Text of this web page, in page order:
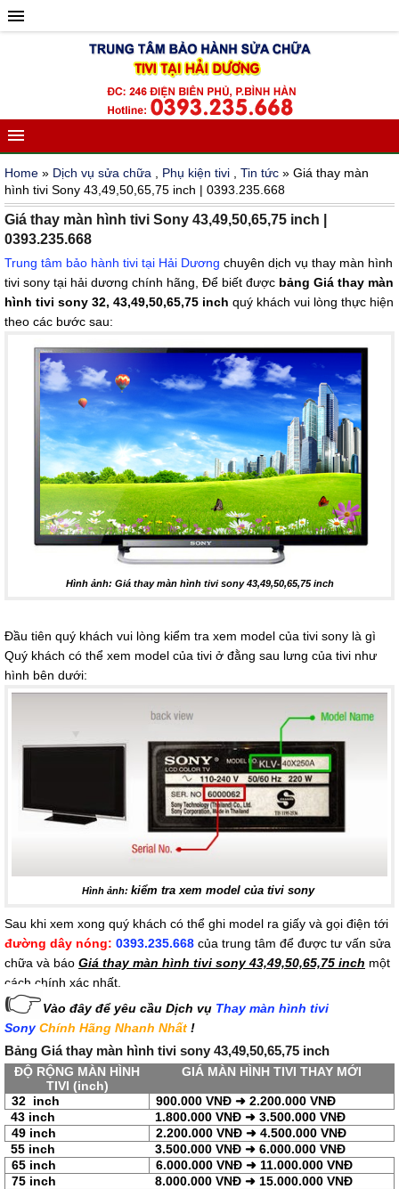
Home » Dịch vụ sửa chữa , Phụ kiện tivi , Tin tức » Giá thay màn
hình tivi Sony 43,49,50,65,75 inch | 0393.235.668
Giá thay màn hình tivi Sony 43,49,50,65,75 inch |
0393.235.668
Trung tâm bảo hành tivi tại Hải Dương chuyên dịch vụ thay màn hình
tivi sony tại hải dương chính hãng, Để biết được bảng Giá thay màn
hình tivi sony 32, 43,49,50,65,75 inch quý khách vui lòng thực hiện
theo các bước sau:
Hình ảnh: Giá thay màn hình tivi sony 43,49,50,65,75 inch
Đầu tiên quý khách vui lòng kiểm tra xem model của tivi sony là gì
Quý khách có thể xem model của tivi ở đằng sau lưng của tivi như
hình bên dưới:
Hình ảnh: kiểm tra xem model của tivi sony
Sau khi xem xong quý khách có thể ghi model ra giấy và gọi điện tới
đường dây nóng: 0393.235.668 của trung tâm để được tư vấn sửa
chữa và báo Giá thay màn hình tivi sony 43,49,50,65,75 inch một
cách chính xác nhất.
👉Vào đây để yêu cầu Dịch vụ Thay màn hình tivi
Sony Chính Hãng Nhanh Nhất !
Bảng Giá thay màn hình tivi sony 43,49,50,65,75 inch
ĐỘ RỘNG MÀN HÌNH
TIVI (inch)
GIÁ MÀN HÌNH TIVI THAY MỚI
32 inch 900.000 VNĐ➜ 2.200.000 VNĐ
43 inch
1.800.000 VNĐ➜ 3.500.000 VNĐ
49 inch
2.200.000 VNĐ➜ 4.500.000 VNĐ
55 inch
3.500.000 VNĐ➜ 6.000.000 VNĐ
65 inch
6.000.000 VNĐ➜ 11.000.000 VNĐ
75 inch
8.000.000 VNĐ➜ 15.000.000 VNĐ